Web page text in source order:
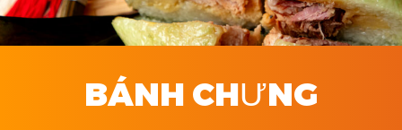
BÁNH CHƯNG